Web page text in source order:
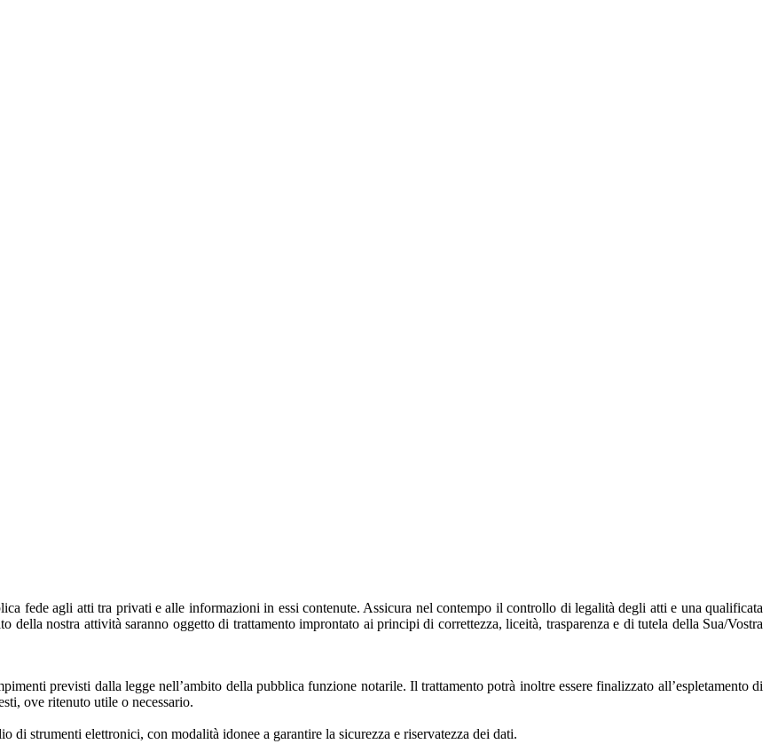
fede agli atti tra privati e alle informazioni in essi contenute. Assicura nel contempo il controllo di legalità degli atti e una qualificata
nostra attività saranno oggetto di trattamento improntato ai principi di correttezza, liceità, trasparenza e di tutela della Sua/Vostra
previsti dalla legge nell’ambito della pubblica funzione notarile. Il trattamento potrà inoltre essere finalizzato all’espletamento di
ove ritenuto utile o necessario.
di strumenti elettronici, con modalità idonee a garantire la sicurezza e riservatezza dei dati.